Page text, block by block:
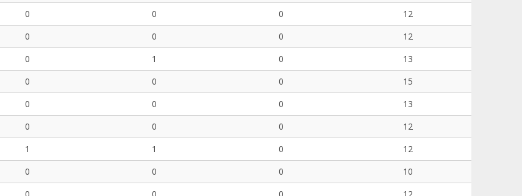
0 0 0
12
0 0 0
12
0 1 0
13
0 0 0
15
0 0 0
13
0 0 0
12
1 1 0
12
0 0 0
10